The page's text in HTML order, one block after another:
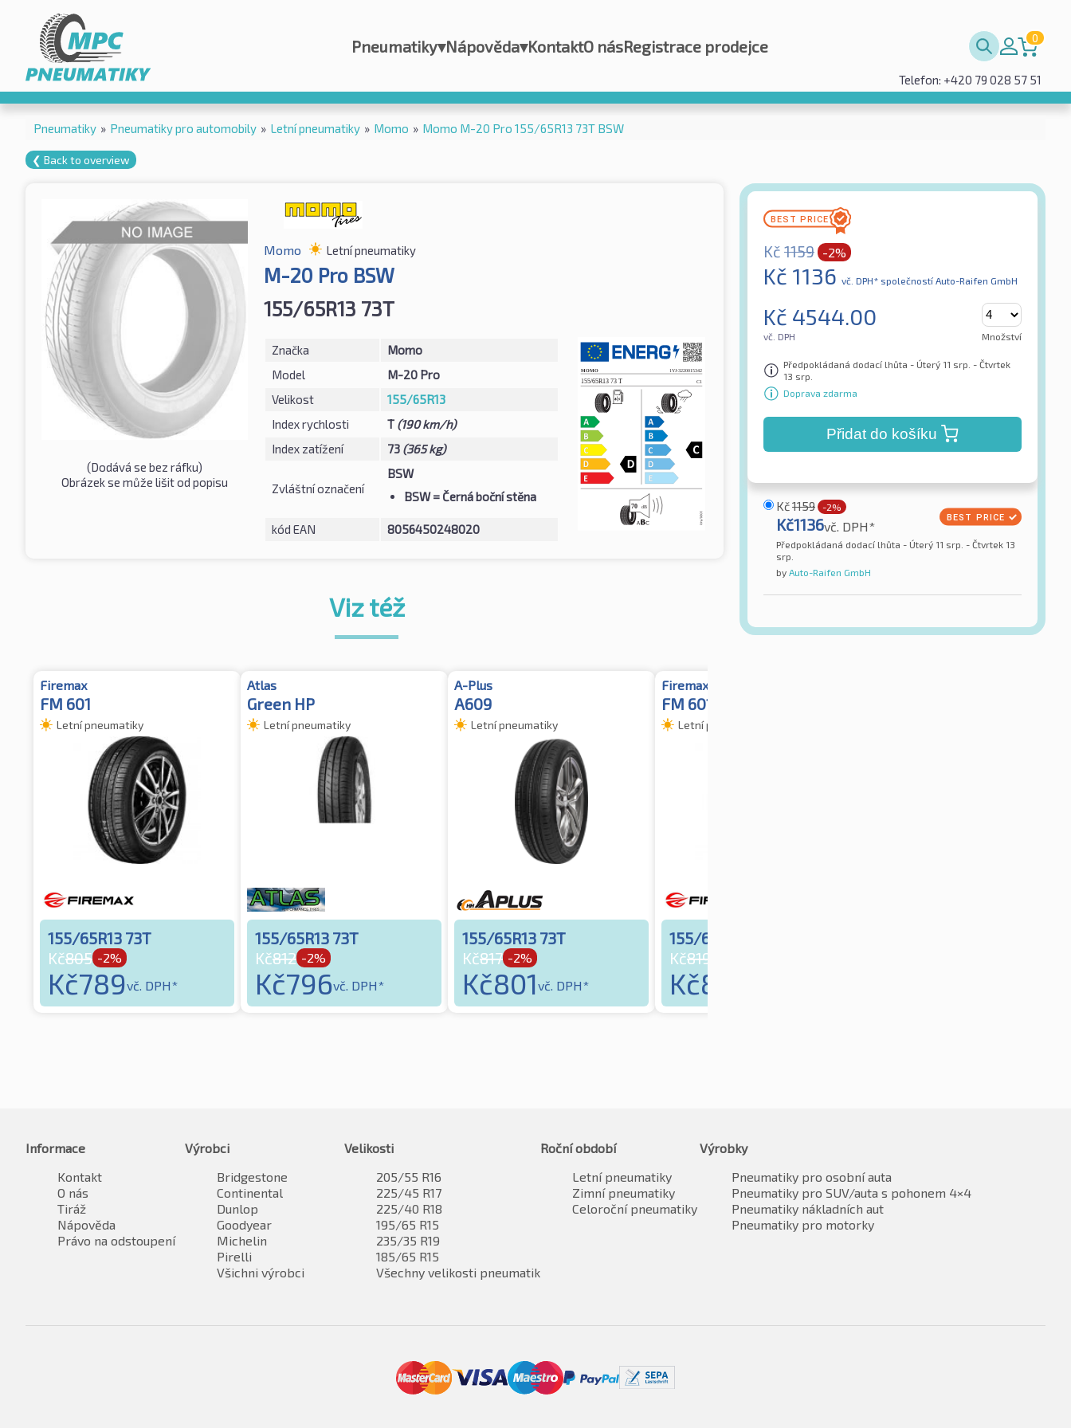
Pneumatiky▾Nápověda▾KontaktO násRegistrace prodejce 0
Telefon: +420 79 028 57 51
Pneumatiky » Pneumatiky pro automobily » Letní pneumatiky » Momo » Momo M-20 Pro 155/65R13 73T BSW
❮ Back to overview
(Dodává se bez ráfku)
Obrázek se může lišit od popisu
Momo Letní pneumatiky
M-20 Pro BSW
155/65R13 73T
Značka
Momo
Model
M-20 Pro
Velikost
155/65R13
Index rychlosti
T (190 km/h)
Index zatížení
73 (365 kg)
Zvláštní označení
BSW
BSW= Černá boční stěna
kód EAN 8056450248020
Kč 1159 -2%
Kč 1136 vč. DPH* společností Auto-Raifen GmbH
Kč 4544.00
vč. DPH Množství
Předpokládaná dodací lhůta - Úterý 11 srp. - Čtvrtek
13 srp.
Doprava zdarma
Přidat do košíku
Kč1159 -2%
Kč1136vč. DPH*
Předpokládaná dodací lhůta - Úterý 11 srp. - Čtvrtek 13
srp.
by Auto-Raifen GmbH
Viz též
Firemax
FM 601
Letní pneumatiky
155/65R13 73T
Kč805 -2%
Kč789vč. DPH*
Atlas
Green HP
Letní pneumatiky
155/65R13 73T
Kč812 -2%
Kč796vč. DPH*
A-Plus
A609
Letní pneumatiky
155/65R13 73T
Kč817 -2%
Kč801vč. DPH*
Firemax
FM 601
Letní pneumatiky
155/65R13 73T
Kč819
Kč802
Informace
Kontakt
O nás
Tiráž
Nápověda
Právo na odstoupení
Výrobci
Bridgestone
Continental
Dunlop
Goodyear
Michelin
Pirelli
Všichni výrobci
Velikosti
205/55 R16
225/45 R17
225/40 R18
195/65 R15
235/35 R19
185/65 R15
Všechny velikosti pneumatik
Roční období
Letní pneumatiky
Zimní pneumatiky
Celoroční pneumatiky
Výrobky
Pneumatiky pro osobní auta
Pneumatiky pro SUV/auta s pohonem 4×4
Pneumatiky nákladních aut
Pneumatiky pro motorky